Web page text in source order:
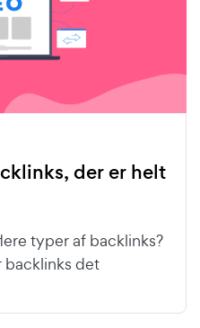
der er helt
typer af backlinks?
backlinks det